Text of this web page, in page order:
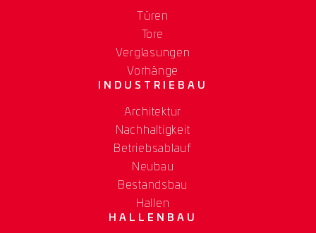
Türen
Tore
Verglasungen
Vorhänge
INDUSTRIEBAU
Architektur
Nachhaltigkeit
Betriebsablauf
Neubau
Bestandsbau
Hallen
HALLENBAU